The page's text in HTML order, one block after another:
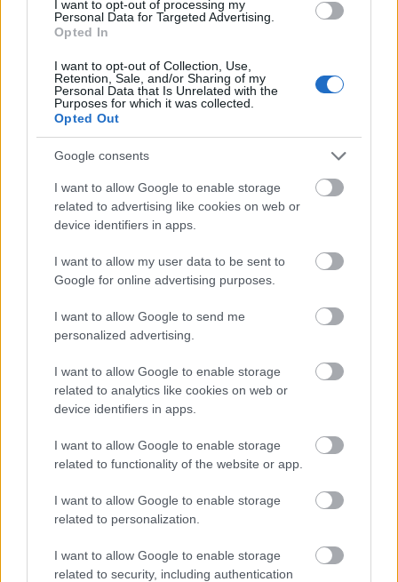
I want to opt-out of processing my
Personal Data for Targeted Advertising.
Opted In
I want to opt-out of Collection, Use,
Retention, Sale, and/or Sharing of my
Personal Data that Is Unrelated with the
Purposes for which it was collected.
Opted Out
Google consents
I want to allow Google to enable storage
related to advertising like cookies on web or
device identifiers in apps.
I want to allow my user data to be sent to
Google for online advertising purposes.
I want to allow Google to send me
personalized advertising.
I want to allow Google to enable storage
related to analytics like cookies on web or
device identifiers in apps.
I want to allow Google to enable storage
related to functionality of the website or app.
I want to allow Google to enable storage
related to personalization.
I want to allow Google to enable storage
related to security, including authentication
becsomagolva, amely szakmailag tökéletesen
profi és maradéktalanul élvezetes. Elvégre
nemkülönben kiváló, a feszültség
csodálatosan adagolt, minden jelenetben
annyi és az van, amennyi és ami kell, s
mindeközben tényleg nem vagyunk hülyének
nézve – szinte hihetetlen, de a
Cloverfield Lane
egyenesen elvárja tőlünk, hogy igényesek
legyünk, s az olcsó mutatványok helyett
csakis a legmívesebbekkel érjük majd be. Ami
nem is csak örömteli, hanem valahol
katartikus fejlemény is, pláne 2016-ban,
amikor eredeti ötletek tényleg csak elvétve
Úgyhogy szerintem becsüljük meg
magunkat, meg ezt a filmet is, de nagyon.